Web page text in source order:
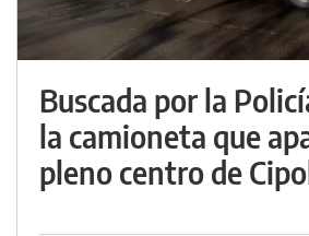
Buscada por la
la camioneta que
pleno centro de